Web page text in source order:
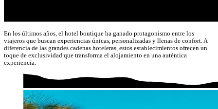
En los últimos años, el hotel boutique ha ganado protagonismo entre los
viajeros que buscan experiencias únicas, personalizadas y llenas de confort. A
diferencia de las grandes cadenas hoteleras, estos establecimientos ofrecen un
toque de exclusividad que transforma el alojamiento en una auténtica
experiencia.